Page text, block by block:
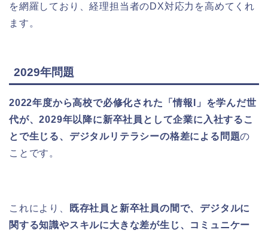
を網羅しており、経理担当者のDX対応力を高めてくれ
ます。
2029年問題
2022年度から高校で必修化された「情報I」を学んだ世
代が、2029年以降に新卒社員として企業に入社するこ
とで生じる、デジタルリテラシーの格差による問題の
ことです。
これにより、
既存社員と新卒社員の間で、デジタルに
関する知識やスキルに大きな差が生じ、コミュニケー